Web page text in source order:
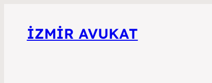
İZMIR AVUKAT